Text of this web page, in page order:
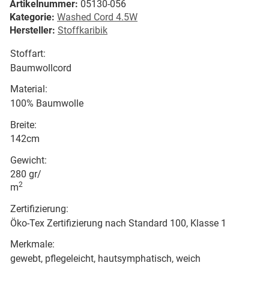
Artikelnummer: 05130-056
Kategorie: Washed Cord 4.5W
Hersteller: Stoffkaribik
Stoffart:
Baumwollcord
Material:
100% Baumwolle
Breite:
142cm
Gewicht:
280 gr/
m2
Zertifizierung:
Öko-Tex Zertifizierung nach Standard 100, Klasse 1
Merkmale:
gewebt, pflegeleicht, hautsymphatisch, weich